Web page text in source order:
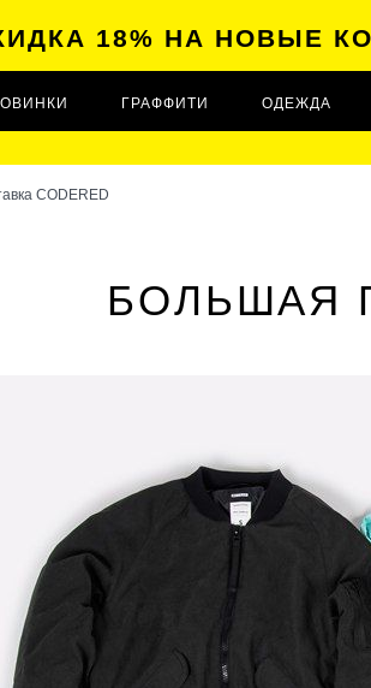
18% НА НОВЫЕ
ГРАФФИТИ ОДЕЖДА
CODERED
БОЛЬШАЯ